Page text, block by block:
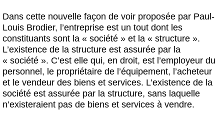
Dans cette nouvelle façon de voir proposée par Paul-
Louis Brodier, l’entreprise est un tout dont les
constituants sont la « société » et la « structure ».
L’existence de la structure est assurée par la
« société ». C’est elle qui, en droit, est l’employeur du
personnel, le propriétaire de l’équipement, l’acheteur
et le vendeur des biens et services. L’existence de la
société est assurée par la structure, sans laquelle
n’existeraient pas de biens et services à vendre.